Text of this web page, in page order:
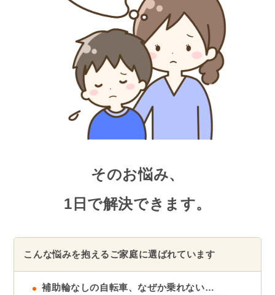
そのお悩み、
1日で解決できます。
こんな悩みを抱えるご家庭に選ばれています
補助輪なしの自転車、なぜか乗れない…